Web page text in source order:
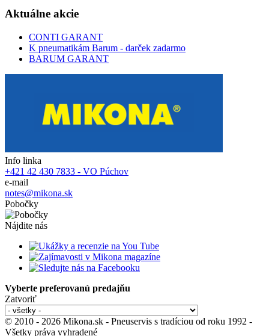
Aktuálne akcie
CONTI GARANT
K pneumatikám Barum - darček zadarmo
BARUM GARANT
Info linka
+421 42 430 7833 - VO Púchov
e-mail
notes@mikona.sk
Pobočky
Nájdite nás
Vyberte preferovanú predajňu
Zatvoriť
© 2010 - 2026 Mikona.sk - Pneuservis s tradíciou od roku 1992 -
Všetky práva vyhradené